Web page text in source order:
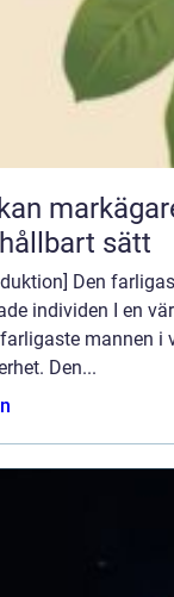
sätt
Den
individen I en
mannen i
Den...